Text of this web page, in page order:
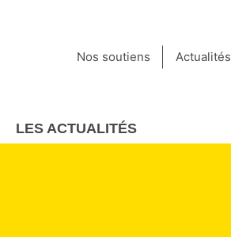
Nos soutiens Actualités
LES ACTUALITÉS